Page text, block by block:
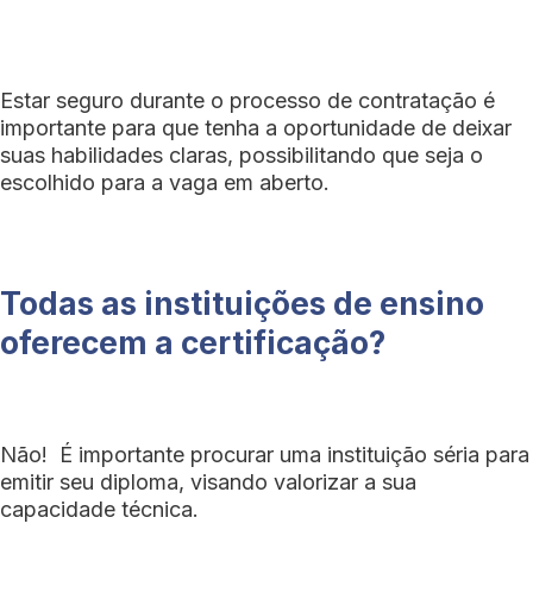
Estar seguro durante o processo de contratação é
importante para que tenha a oportunidade de deixar
suas habilidades claras, possibilitando que seja o
escolhido para a vaga em aberto.
Todas as instituições de ensino
oferecem a certificação?
Não! É importante procurar uma instituição séria para
emitir seu diploma, visando valorizar a sua
capacidade técnica.